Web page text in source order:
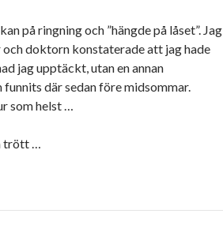
på ringning och ”hängde på låset”. Jag
doktorn konstaterade att jag hade
jag upptäckt, utan en annan
där sedan före midsommar.
som helst …
trött …